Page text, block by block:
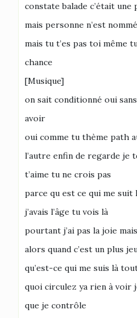
constate balade c’était une
mais personne n’est nommé
mais tu t’es pas toi même tu
chance
[Musique]
on sait conditionné oui
avoir
oui comme tu thème path
l’autre enfin de regarde je
t’aime tu ne crois pas
parce qu est ce qui me suit
j’avais l’âge tu vois là
pourtant j’ai pas la joie
alors quand c’est un plus
qu’est-ce qui me suis là
quoi circulez ya rien à voir
que je contrôle